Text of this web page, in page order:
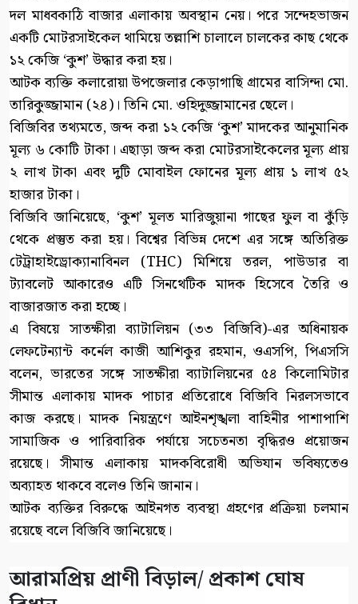
দল মাধবকাঠি বাজার এলাকায় অবস্থান নেয়। পরে সন্দেহভাজন
একটি মোটরসাইকেল থামিয়ে তল্লাশি চালালে চালকের কাছ থেকে
১২ কেজি ‘কুশ’ উদ্ধার করা হয়।
আটক ব্যক্তি কলারোয়া উপজেলার কেড়াগাছি গ্রামের বাসিন্দা মো.
তারিকুজ্জামান (২৪)। তিনি মো. ওহিদুজ্জামানের ছেলে।
বিজিবির তথ্যমতে, জব্দ করা ১২ কেজি ‘কুশ’ মাদকের আনুমানিক
মূল্য ৬ কোটি টাকা। এছাড়া জব্দ করা মোটরসাইকেলের মূল্য প্রায়
২ লাখ টাকা এবং দুটি মোবাইল ফোনের মূল্য প্রায় ১ লাখ ৫২
হাজার টাকা।
বিজিবি জানিয়েছে, ‘কুশ’ মূলত মারিজুয়ানা গাছের ফুল বা কুঁড়ি
থেকে প্রস্তুত করা হয়। বিশ্বের বিভিন্ন দেশে এর সঙ্গে অতিরিক্ত
টেট্রাহাইড্রোক্যানাবিনল (THC) মিশিয়ে তরল, পাউডার বা
ট্যাবলেট আকারেও এটি সিনথেটিক মাদক হিসেবে তৈরি ও
বাজারজাত করা হচ্ছে।
এ বিষয়ে সাতক্ষীরা ব্যাটালিয়ন (৩৩ বিজিবি)-এর অধিনায়ক
লেফটেন্যান্ট কর্নেল কাজী আশিকুর রহমান, ওএসপি, পিএসসি
বলেন, ভারতের সঙ্গে সাতক্ষীরা ব্যাটালিয়নের ৫৪ কিলোমিটার
সীমান্ত এলাকায় মাদক পাচার প্রতিরোধে বিজিবি নিরলসভাবে
কাজ করছে। মাদক নিয়ন্ত্রণে আইনশৃঙ্খলা বাহিনীর পাশাপাশি
সামাজিক ও পারিবারিক পর্যায়ে সচেতনতা বৃদ্ধিরও প্রয়োজন
রয়েছে। সীমান্ত এলাকায় মাদকবিরোধী অভিযান ভবিষ্যতেও
অব্যাহত থাকবে বলেও তিনি জানান।
আটক ব্যক্তির বিরুদ্ধে আইনগত ব্যবস্থা গ্রহণের প্রক্রিয়া চলমান
রয়েছে বলে বিজিবি জানিয়েছে।
আরামপ্রিয় প্রাণী বিড়াল/ প্রকাশ ঘোষ